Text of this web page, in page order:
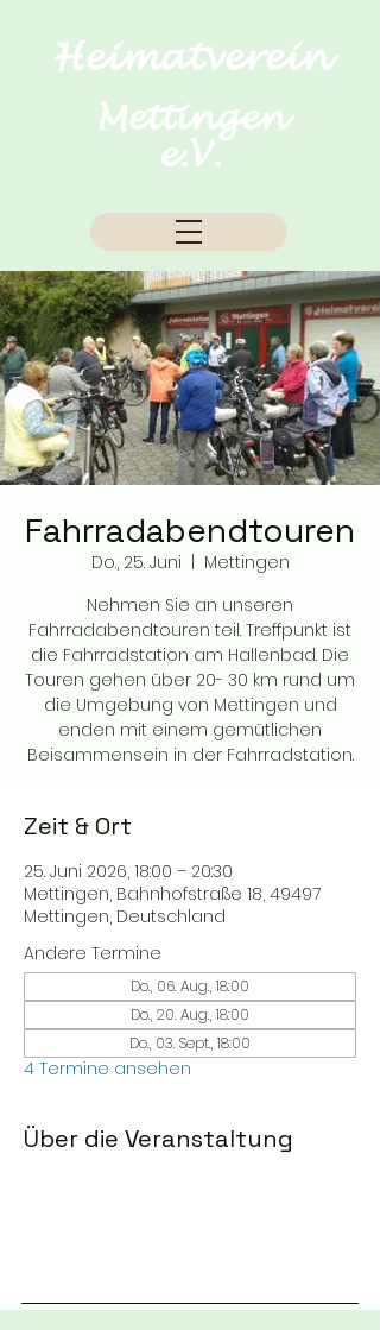
Heimatverein
Mettingen
e.V.
Fahrradabendtouren
Do., 25. Juni
Mettingen
Nehmen Sie an unseren
Fahrradabendtouren teil. Treffpunkt ist
die Fahrradstation am Hallenbad. Die
Touren gehen über 20- 30 km rund um
die Umgebung von Mettingen und
enden mit einem gemütlichen
Beisammensein in der Fahrradstation.
Zeit & Ort
25. Juni 2026, 18:00 – 20:30
Mettingen, Bahnhofstraße 18, 49497
Mettingen, Deutschland
Andere Termine
Do., 06. Aug., 18:00
Do., 20. Aug., 18:00
Do., 03. Sept., 18:00
4 Termine ansehen
Über die Veranstaltung